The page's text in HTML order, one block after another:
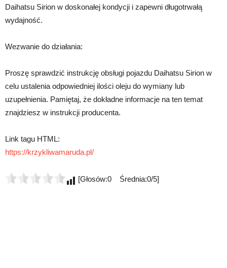
Daihatsu Sirion w doskonałej kondycji i zapewni długotrwałą
wydajność.
Wezwanie do działania:
Proszę sprawdzić instrukcję obsługi pojazdu Daihatsu Sirion w
celu ustalenia odpowiedniej ilości oleju do wymiany lub
uzupełnienia. Pamiętaj, że dokładne informacje na ten temat
znajdziesz w instrukcji producenta.
Link tagu HTML:
https://krzykliwamaruda.pl/
[Głosów:0 Średnia:0/5]